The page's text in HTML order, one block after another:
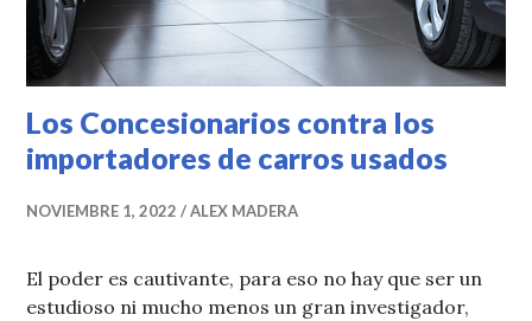
Los Concesionarios contra los
importadores de carros usados
NOVIEMBRE 1, 2022 ALEX MADERA
El poder es cautivante, para eso no hay que ser un
estudioso ni mucho menos un gran investigador,